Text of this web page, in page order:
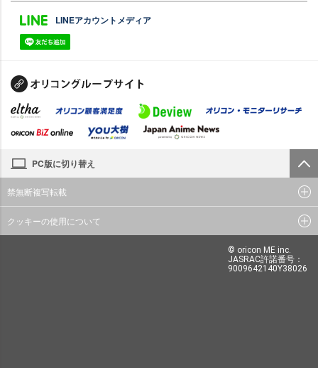
LINEアカウントメディア
PC版に切り替え
禁無断複写転載
クッキーの使用について
© oricon ME inc.
JASRAC許諾番号：
9009642140Y38026